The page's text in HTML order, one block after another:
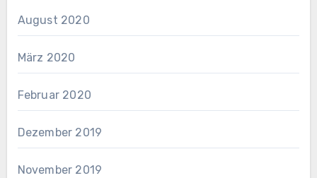
August 2020
März 2020
Februar 2020
Dezember 2019
November 2019